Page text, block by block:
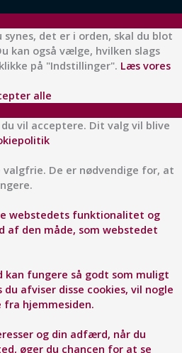
synes, det er i orden, skal du blot
kan også vælge, hvilken slags
på "Indstillinger". Læs vores
alle
vil acceptere. Dit valg vil blive
valgfrie. De er nødvendige for, at
webstedets funktionalitet og
af den måde, som webstedet
kan fungere så godt som muligt
du afviser disse cookies, vil nogle
hjemmesiden.
og din adfærd, når du
øger du chancen for at se